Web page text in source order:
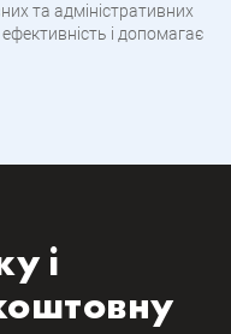
та адміністративних
і допомагає
і